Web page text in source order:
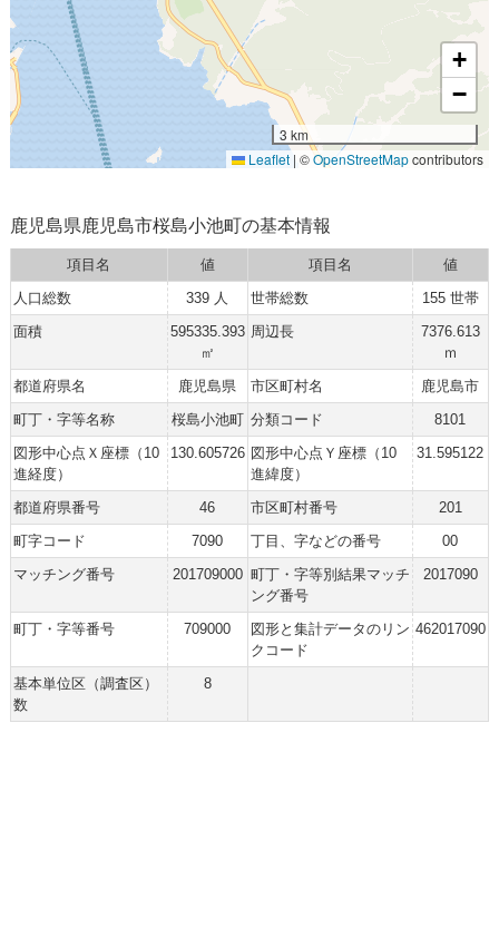
+
−
3 km
Leaflet | ©OpenStreetMapcontributors
鹿児島県鹿児島市桜島小池町の基本情報
項目名 値 項目名
値
人口総数
339 人 世帯総数
155 世帯
面積
595335.393
㎡
周辺長
7376.613
ｍ
都道府県名
鹿児島県 市区町村名
鹿児島市
町丁・字等名称
桜島小池町 分類コード
8101
図形中心点Ｘ座標（10
進経度）
130.605726 図形中心点Ｙ座標（10
進緯度）
31.595122
都道府県番号 46 市区町村番号
201
町字コード
7090 丁目、字などの番号
00
マッチング番号
201709000 町丁・字等別結果マッチ
ング番号
2017090
町丁・字等番号 709000
図形と集計データのリン
クコード
462017090
基本単位区（調査区）
数
8